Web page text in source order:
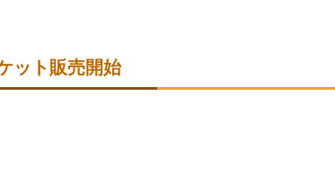
ット販売開始